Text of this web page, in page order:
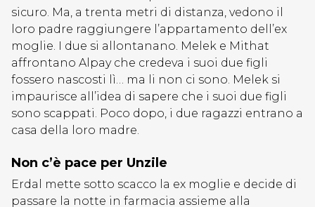
sicuro. Ma, a trenta metri di distanza, vedono il
loro padre raggiungere l’appartamento dell’ex
moglie. I due si allontanano. Melek e Mithat
affrontano Alpay che credeva i suoi due figli
fossero nascosti lì… ma li non ci sono. Melek si
impaurisce all’idea di sapere che i suoi due figli
sono scappati. Poco dopo, i due ragazzi entrano a
casa della loro madre.
Non c’è pace per Unzile
Erdal mette sotto scacco la ex moglie e decide di
passare la notte in farmacia assieme alla